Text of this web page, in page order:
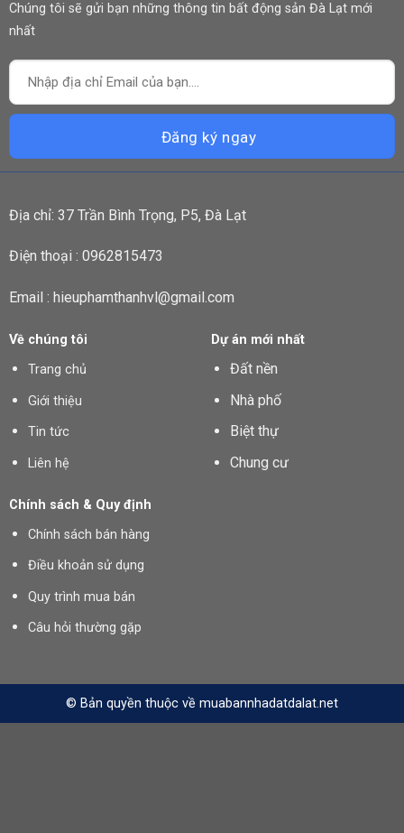
Chúng tôi sẽ gửi bạn những thông tin bất động sản Đà Lạt mới
nhất
Địa chỉ: 37 Trần Bình Trọng, P5, Đà Lạt
Điện thoại : 0962815473
Email : hieuphamthanhvl@gmail.com
Về chúng tôi
Trang chủ
Giới thiệu
Tin tức
Liên hệ
Dự án mới nhất
Đất nền
Nhà phố
Biệt thự
Chung cư
Chính sách & Quy định
Chính sách bán hàng
Điều khoản sử dụng
Quy trình mua bán
Câu hỏi thường gặp
© Bản quyền thuộc về muabannhadatdalat.net